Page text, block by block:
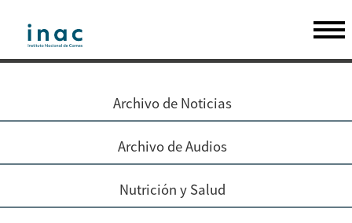
Archivo de Noticias
Archivo de Audios
Nutrición y Salud